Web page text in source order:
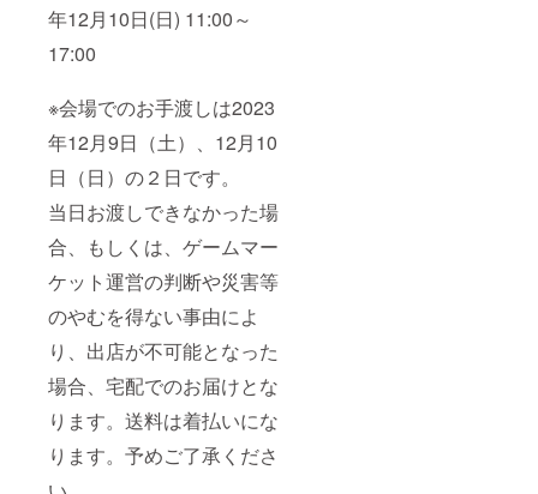
年12月10日(日) 11:00～
17:00
※会場でのお手渡しは2023
年12月9日（土）、12月10
日（日）の２日です。
当日お渡しできなかった場
合、もしくは、ゲームマー
ケット運営の判断や災害等
のやむを得ない事由によ
り、出店が不可能となった
場合、宅配でのお届けとな
ります。送料は着払いにな
ります。予めご了承くださ